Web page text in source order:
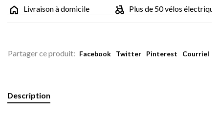
Livraison à domicile Plus de 50 vélos électriques
Partager ce produit: Facebook Twitter Pinterest Courriel
Description